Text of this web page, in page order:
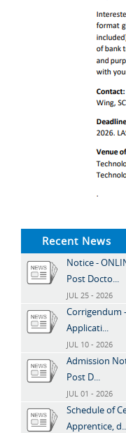
Recent News
Notice -
Post Docto...
JUL 25 - 2026
Corrigendum
Applicati...
JUL 10 - 2026
Admission
Post D...
JUL 01 - 2026
Schedule of
Apprentice,